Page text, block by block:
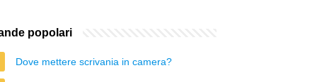
popolari
Dove mettere scrivania in camera?